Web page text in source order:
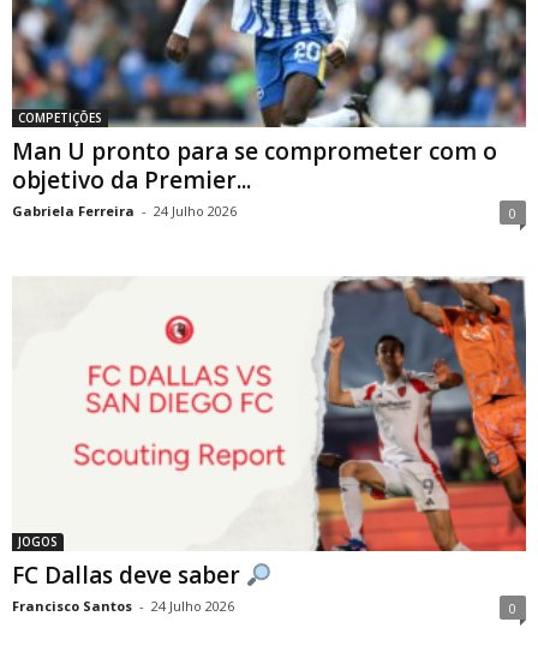
COMPETIÇÕES
Man U pronto para se comprometer com o
objetivo da Premier...
Gabriela Ferreira - 24 Julho 2026 0
JOGOS
FC Dallas deve saber
Francisco Santos - 24 Julho 2026 0